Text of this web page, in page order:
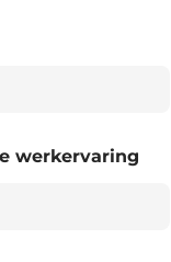
werkervaring